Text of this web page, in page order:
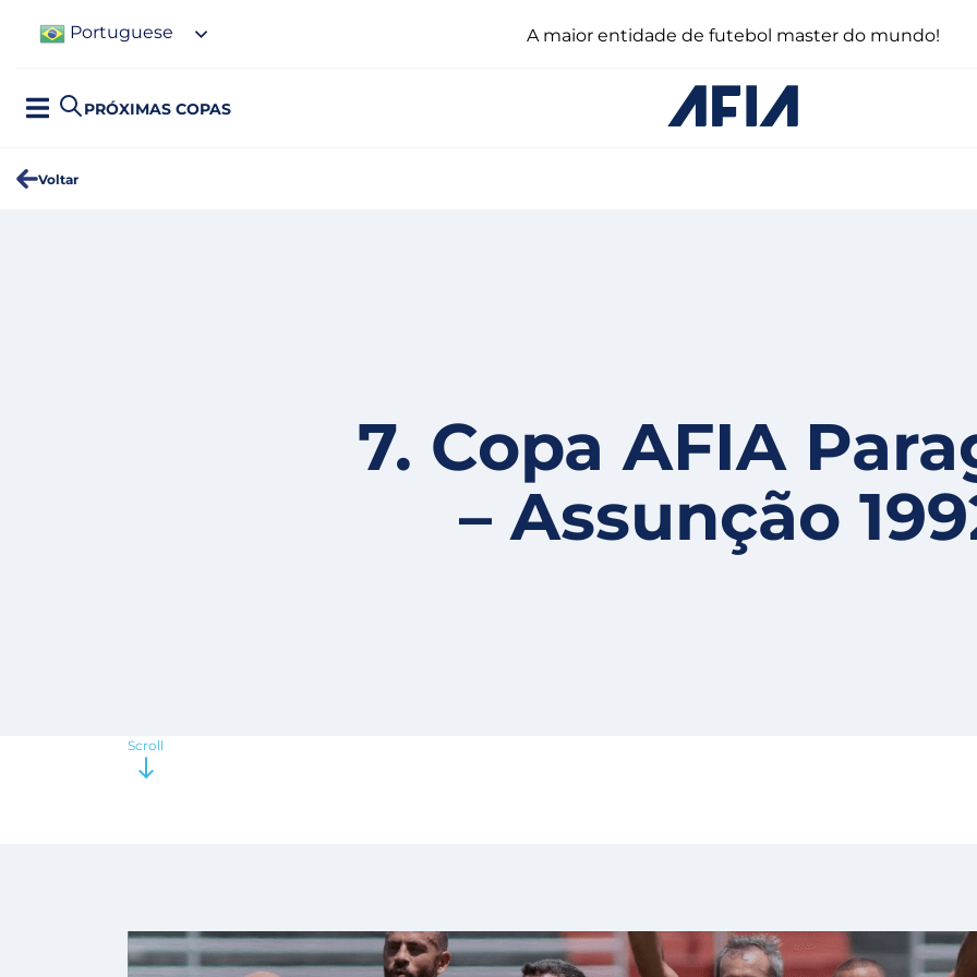
Portuguese A maior entidade de futebol master do mundo!
PRÓXIMAS COPAS
Voltar
7. Copa AFIA
– Assunção
Scroll